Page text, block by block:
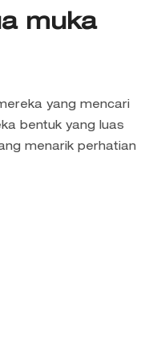
muka
yang mencari
bentuk yang luas
menarik perhatian